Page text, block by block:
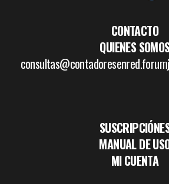
CONTACTO
QUIENES
MANUAL DE
MI CUENTA